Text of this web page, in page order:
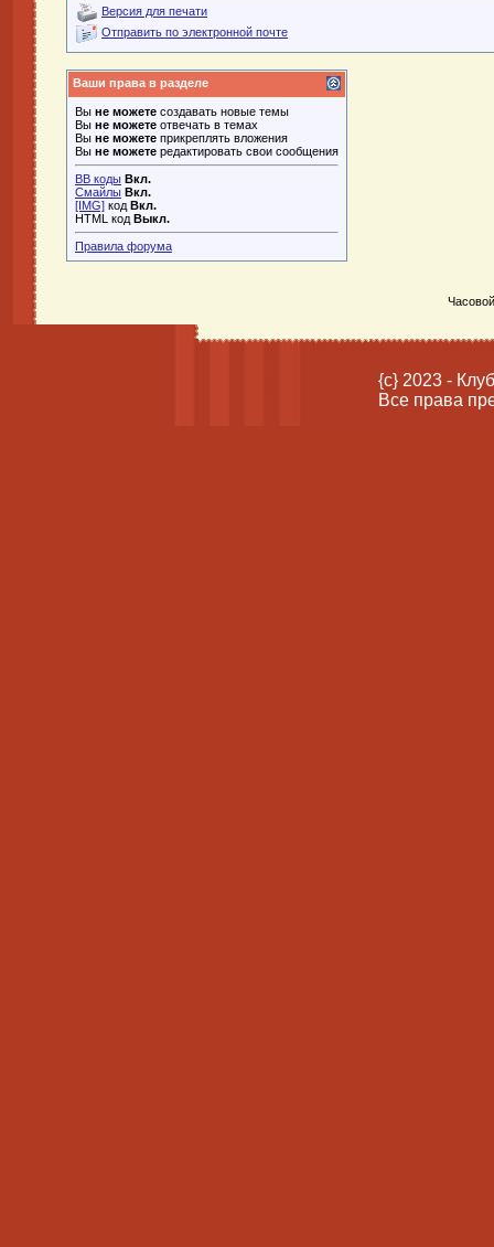
Версия для печати
Отправить по электронной почте
Ваши права в разделе
Вы не можете создавать новые темы
Вы не можете отвечать в темах
Вы не можете прикреплять вложения
Вы не можете редактировать свои сообщения
BB коды Вкл.
Смайлы Вкл.
[IMG] код Вкл.
HTML код Выкл.
Правила форума
{c} 2023 -
Все права